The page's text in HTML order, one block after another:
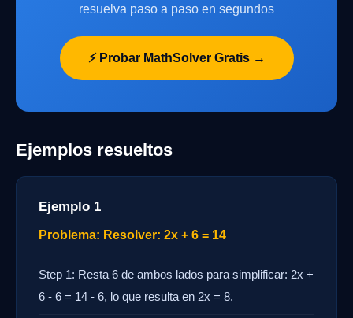
resuelva paso a paso en segundos
⚡ Probar MathSolver Gratis →
Ejemplos resueltos
Ejemplo 1
Problema: Resolver: 2x + 6 = 14
Step 1: Resta 6 de ambos lados para simplificar: 2x +
6 - 6 = 14 - 6, lo que resulta en 2x = 8.